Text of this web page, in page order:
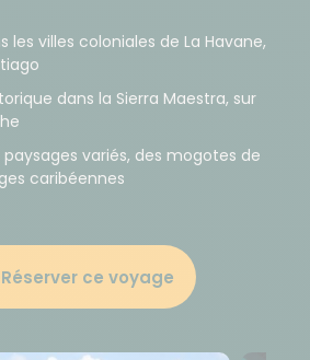
les villes coloniales de La Havane,
dans la Sierra Maestra, sur
paysages variés, des mogotes de
caribéennes
Réserver ce voyage